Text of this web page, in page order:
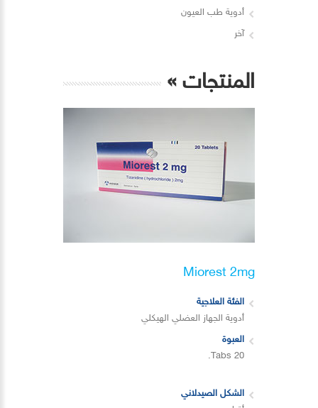
أدوية طب العيون
آخر
المنتجات »
Miorest 2mg
الفئة العلاجية
أدوية الجهاز العضلي الهيكلي
العبوة
20 Tabs.
الشكل الصيدلاني